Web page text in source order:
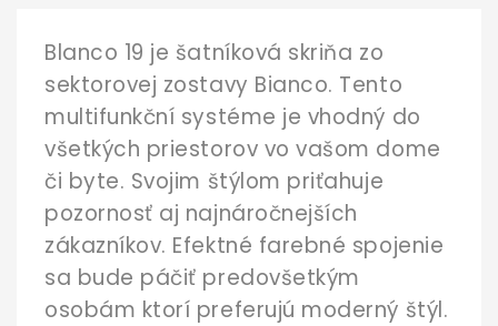
Blanco 19 je šatníková skriňa zo
sektorovej zostavy Bianco. Tento
multifunkční systéme je vhodný do
všetkých priestorov vo vašom dome
či byte. Svojim štýlom priťahuje
pozornosť aj najnáročnejších
zákazníkov. Efektné farebné spojenie
sa bude páčiť predovšetkým
osobám ktorí preferujú moderný štýl.